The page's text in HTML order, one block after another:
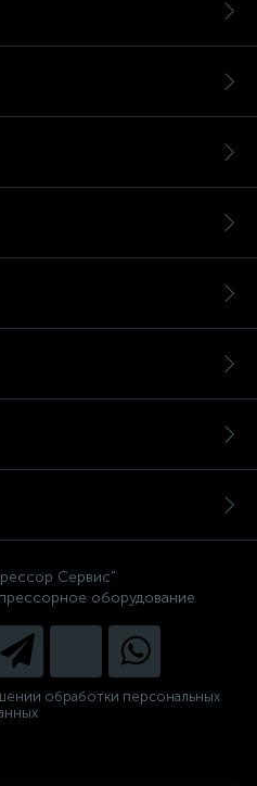
Сервис"
оборудование
обработки персональных